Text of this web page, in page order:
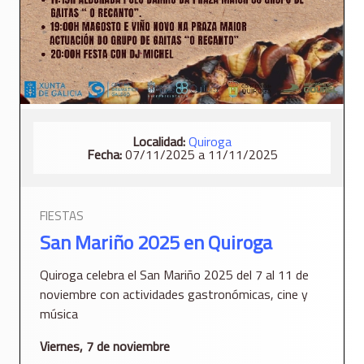
Localidad:Quiroga
Fecha:07/11/2025 a 11/11/2025
FIESTAS
San Mariño 2025 en Quiroga
Quiroga celebra el San Mariño 2025 del 7 al 11 de
noviembre con actividades gastronómicas, cine y
música
Viernes, 7 de noviembre